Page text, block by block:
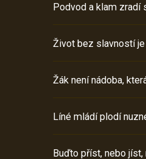
Podvod a klam zradí
Život bez slavností
Žák není nádoba,
Líné mládí plodí
Buďto příst, nebo